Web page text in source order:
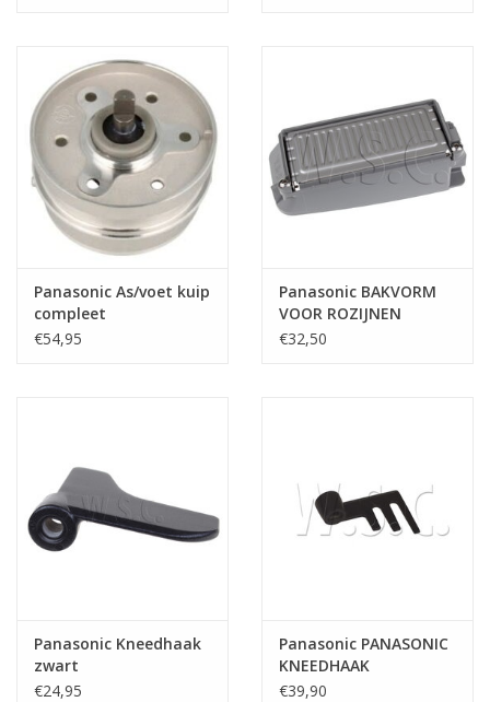
Panasonic As/voet kuip
compleet
€54,95
Panasonic BAKVORM
VOOR ROZIJNEN
SD2501 WXE ENZ....
€32,50
Panasonic Kneedhaak
zwart
€24,95
Panasonic PANASONIC
KNEEDHAAK
GETAND/GROF
€39,90